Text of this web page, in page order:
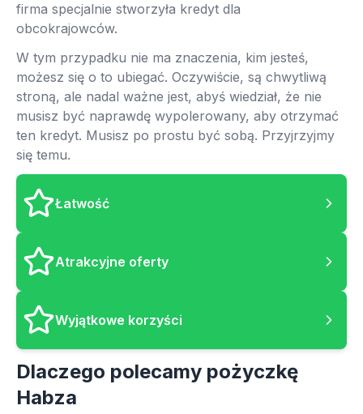
firma specjalnie stworzyła kredyt dla
obcokrajowców.
W tym przypadku nie ma znaczenia, kim jesteś,
możesz się o to ubiegać. Oczywiście, są chwytliwą
stroną, ale nadal ważne jest, abyś wiedział, że nie
musisz być naprawdę wypolerowany, aby otrzymać
ten kredyt. Musisz po prostu być sobą. Przyjrzyjmy
się temu.
Łatwość
Atrakcyjne oferty
Wyjątkowe korzyści
Dlaczego polecamy pożyczkę
Habza